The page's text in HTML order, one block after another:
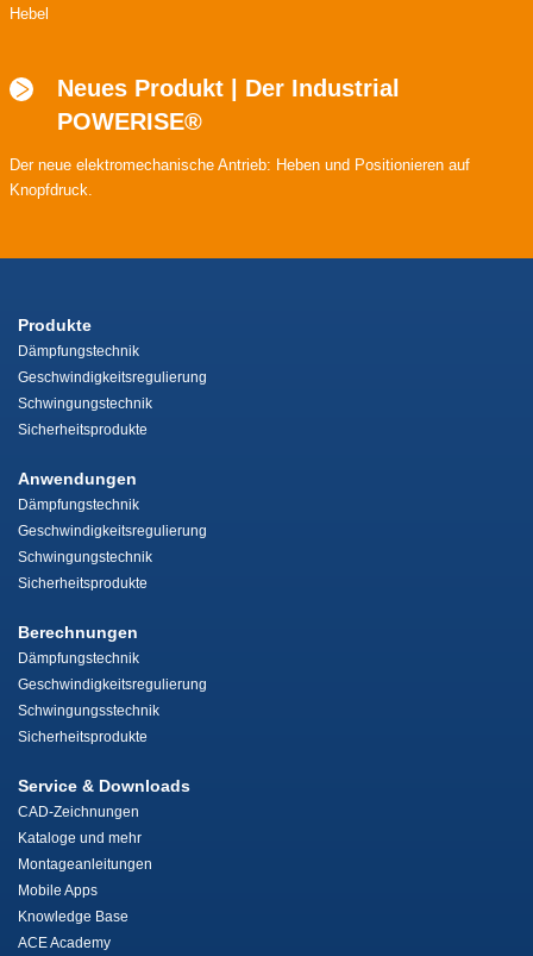
Hebel
Neues Produkt | Der Industrial
POWERISE®
Der neue elektromechanische Antrieb: Heben und Positionieren auf
Knopfdruck.
Produkte
Dämpfungstechnik
Geschwindigkeitsregulierung
Schwingungstechnik
Sicherheitsprodukte
Anwendungen
Dämpfungstechnik
Geschwindigkeitsregulierung
Schwingungstechnik
Sicherheitsprodukte
Berechnungen
Dämpfungstechnik
Geschwindigkeitsregulierung
Schwingungsstechnik
Sicherheitsprodukte
Service & Downloads
CAD-Zeichnungen
Kataloge und mehr
Montageanleitungen
Mobile Apps
Knowledge Base
ACE Academy